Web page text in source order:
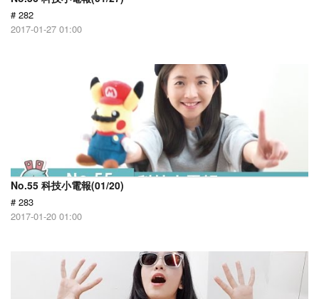
# 282
2017-01-27 01:00
No.55 科技小電報(01/20)
# 283
2017-01-20 01:00